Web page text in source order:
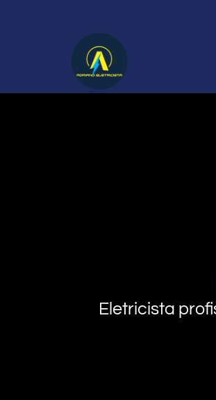
Eletricista